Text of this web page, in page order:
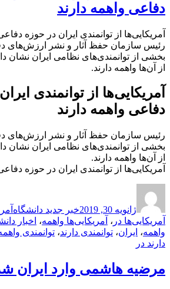
دفاعی واهمه دارند
آمریکایی‌ها از توانمندی ایران در حوزه
رئیس سازمان حفظ آثار و نشر ارزش‌های
بخشی از توانمندی‌های نظامی ایران نشان
از آن‌ها واهمه دارند.
آمریکایی‌ها از توانمندی
دفاعی واهمه دارند
رئیس سازمان حفظ آثار و نشر ارزش‌های
بخشی از توانمندی‌های نظامی ایران نشان
از آن‌ها واهمه دارند.
آمریکایی‌ها از توانمندی ایران در حوزه
در
ژانویه 30, 2019 خبر جدید دانشگاه
آمریکایی‌ها در ، آمریکایی‌ها واهمه، اخبار
واهمه، ایران، توانمندی دارند، توانمندی
دارند در
مرضیه هاشمی وارد ایران